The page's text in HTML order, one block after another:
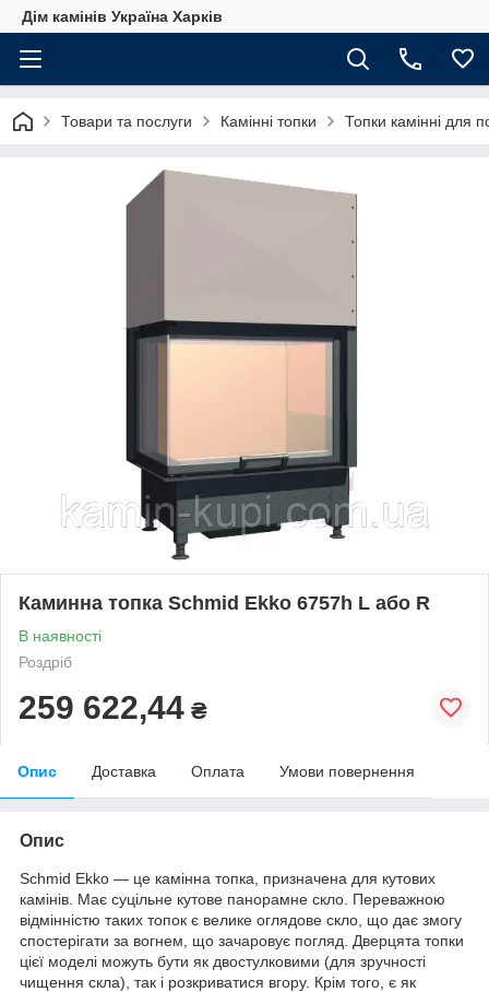
Дім камінів Україна Харків
Товари та послуги Камінні топки Топки камінні для
Каминна топка Schmid Ekko 6757h L або R
В наявності
Роздріб
259 622,44 ₴
Опис Доставка Оплата Умови повернення
Опис
Schmid Ekko — це камінна топка, призначена для кутових
камінів. Має суцільне кутове панорамне скло. Переважною
відмінністю таких топок є велике оглядове скло, що дає змогу
спостерігати за вогнем, що зачаровує погляд. Дверцята топки
цієї моделі можуть бути як двостулковими (для зручності
чищення скла), так і розкриватися вгору. Крім того, є як